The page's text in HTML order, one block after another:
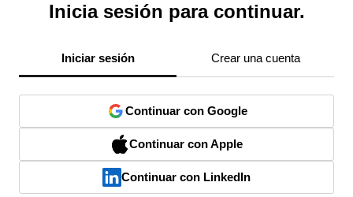
Inicia sesión para continuar.
Iniciar sesión Crear una cuenta
Continuar con Google
Continuar con Apple
Continuar con LinkedIn